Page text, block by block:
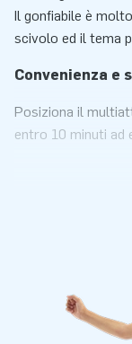
Il gonfiabile è
scivolo ed il tema
Convenienza e
Posiziona il
entro 10 minuti ad
gonfiabile
I gonfiabili JB